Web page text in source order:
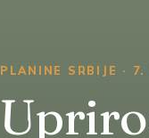
PLANINE SRBIJE ·